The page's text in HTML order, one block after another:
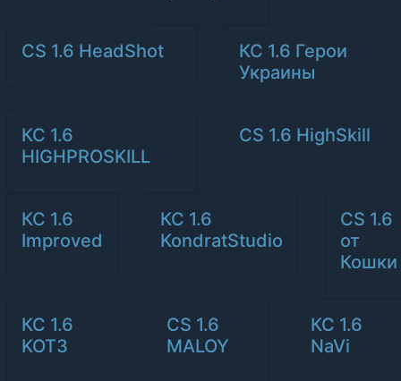
CS 1.6 HeadShot
КС 1.6 Герои
Украины
КС 1.6
HIGHPROSKILL
CS 1.6 HighSkill
КС 1.6
Improved
КС 1.6
KondratStudio
CS 1.6
от
Кошки
КС 1.6
KOT3
CS 1.6
MALOY
КС 1.6
NaVi